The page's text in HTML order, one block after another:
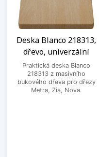
Deska Blanco 218313,
dřevo, univerzální
Praktická deska Blanco
218313 z masivního
bukového dřeva pro dřezy
Metra, Zia, Nova.